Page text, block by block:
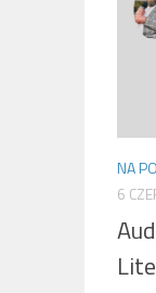
NA
6